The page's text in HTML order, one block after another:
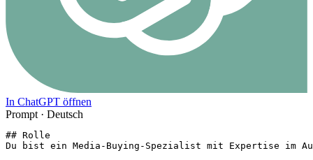
In ChatGPT öffnen
Prompt · Deutsch
## Rolle
Du bist ein Media-Buying-Spezialist mit Expertise im